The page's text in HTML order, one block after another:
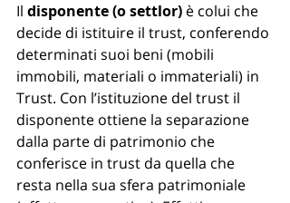
Il disponente (o settlor) è colui che
decide di istituire il trust, conferendo
determinati suoi beni (mobili
immobili, materiali o immateriali) in
Trust. Con l’istituzione del trust il
disponente ottiene la separazione
dalla parte di patrimonio che
conferisce in trust da quella che
resta nella sua sfera patrimoniale